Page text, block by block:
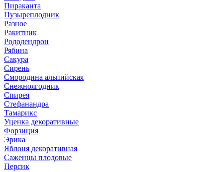
Пираканта
Пузыреплодник
Разное
Ракитник
Рододендрон
Рябина
Сакура
Сирень
Смородина альпийская
Снежноягодник
Спирея
Стефанандра
Тамарикс
Уценка декоративные
Форзиция
Эрика
Яблоня декоративная
Саженцы плодовые
Персик